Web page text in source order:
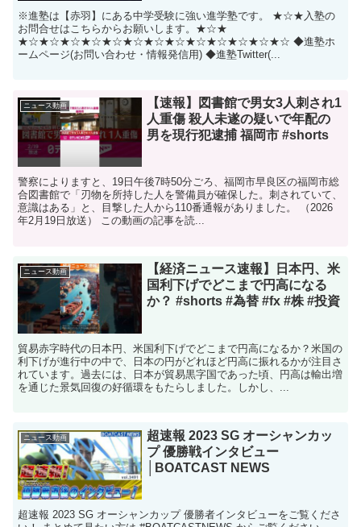
※進塾は【赤羽】にある中学受験に強い進学塾です。 ★☆★入塾の
お問合せはこちらからお願いします。★☆★
★☆★☆★☆★☆★☆★☆★☆★☆★☆★☆★☆★☆★☆ ◆進塾ホ
ームページ(お問い合わせ・情報発信用) ◆進塾Twitter(...
ニュース動画
【速報】図書館で男女3人刺され1
人重傷 殺人未遂の疑いで年配の
男を現行犯逮捕 福岡市 #shorts
警察によりますと、19日午後7時50分ごろ、福岡市早良区の福岡市総
合図書館で「刃物を所持した人を警備員が確保した。刺されていて、
意識はある」と、目撃した人から110番通報がありました。 （2026
年2月19日放送） この動画の記事を読...
ニュース動画
【経済ニュース速報】日本円、米
国利下げでどこまで円高になる
か？ #shorts #為替 #fx #株 #投資
貿易赤字時代の日本円、米国利下げでどこまで円高になるか？米国の
利下げが進行中の中で、日本の円がどれほど円高に振れるかが注目さ
れています。過去には、日本が貿易黒字国であった頃、円高は輸出増
を通じた景気回復の好循環をもたらしました。しかし、...
ニュース動画
超速報 2023 SG オーシャンカッ
プ 優勝戦インタビュー
│BOATCAST NEWS
超速報 2023 SG オーシャンカップ 優勝者インタビューをご覧くださ